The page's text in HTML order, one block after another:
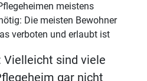
meistens
Die meisten Bewohner
verboten und erlaubt ist
Vielleicht sind viele
gar nicht